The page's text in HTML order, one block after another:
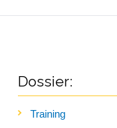
Dossier:
Training